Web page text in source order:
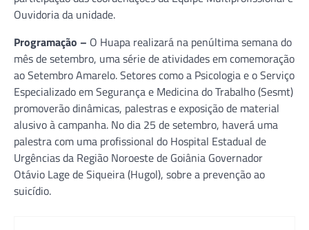
Ouvidoria da unidade.
Programação – O Huapa realizará na penúltima semana do
mês de setembro, uma série de atividades em comemoração
ao Setembro Amarelo. Setores como a Psicologia e o Serviço
Especializado em Segurança e Medicina do Trabalho (Sesmt)
promoverão dinâmicas, palestras e exposição de material
alusivo à campanha. No dia 25 de setembro, haverá uma
palestra com uma profissional do Hospital Estadual de
Urgências da Região Noroeste de Goiânia Governador
Otávio Lage de Siqueira (Hugol), sobre a prevenção ao
suicídio.